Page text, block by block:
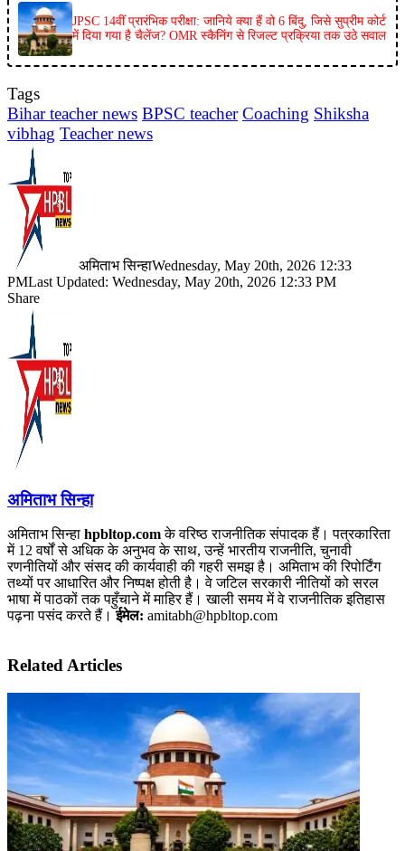
JPSC 14वीं प्रारंभिक परीक्षा: जानिये क्या हैं वो 6 बिंदु, जिसे सुप्रीम कोर्ट
में दिया गया है चैलेंज? OMR स्कैनिंग से रिजल्ट प्रक्रिया तक उठे सवाल
Tags
Bihar teacher news BPSC teacher Coaching Shiksha
vibhag Teacher news
अमिताभ सिन्हाWednesday, May 20th, 2026 12:33
PMLast Updated: Wednesday, May 20th, 2026 12:33 PM
Share
Facebook
LinkedIn
Pinterest
WhatsApp
Telegram
अमिताभ सिन्हा
अमिताभ सिन्हा hpbltop.comके वरिष्ठ राजनीतिक संपादक हैं। पत्रकारिता
में 12 वर्षों से अधिक के अनुभव के साथ, उन्हें भारतीय राजनीति, चुनावी
रणनीतियों और संसद की कार्यवाही की गहरी समझ है। अमिताभ की रिपोर्टिंग
तथ्यों पर आधारित और निष्पक्ष होती है। वे जटिल सरकारी नीतियों को सरल
भाषा में पाठकों तक पहुँचाने में माहिर हैं। खाली समय में वे राजनीतिक इतिहास
पढ़ना पसंद करते हैं।ईमेल: amitabh@hpbltop.com
Related Articles